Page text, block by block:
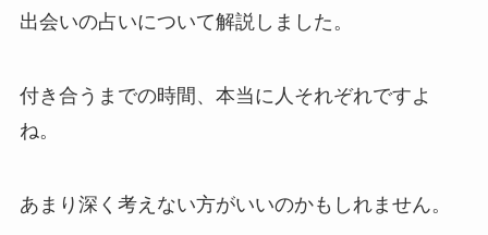
出会いの占いについて解説しました。
付き合うまでの時間、本当に人それぞれですよ
ね。
あまり深く考えない方がいいのかもしれません。